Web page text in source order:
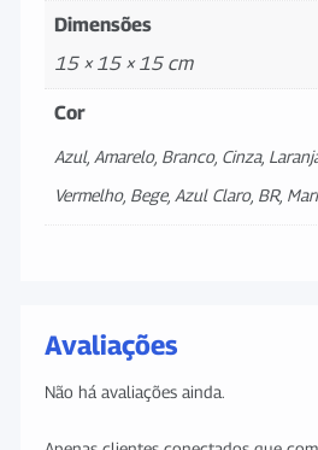
Dimensões
15 × 15 × 15 cm
Cor
Azul, Amarelo, Branco, Cinza,
Vermelho, Bege, Azul Claro, BR,
Avaliações
Não há avaliações ainda.